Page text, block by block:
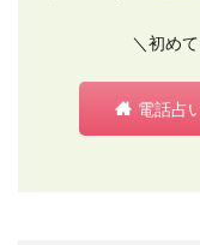
＼初め
電話占